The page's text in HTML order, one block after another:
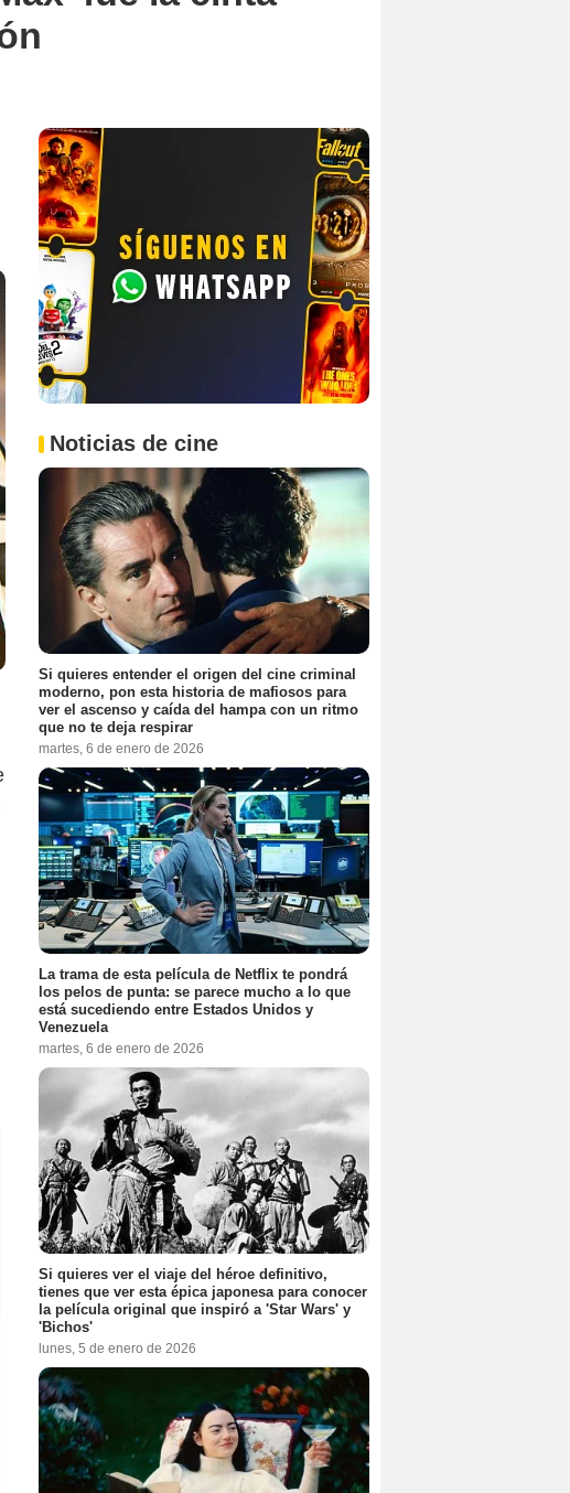
Noticias de cine
Si quieres entender el origen del cine criminal
moderno, pon esta historia de mafiosos para
ver el ascenso y caída del hampa con un ritmo
que no te deja respirar
martes, 6 de enero de 2026
La trama de esta película de Netflix te pondrá
los pelos de punta: se parece mucho a lo que
está sucediendo entre Estados Unidos y
Venezuela
martes, 6 de enero de 2026
Si quieres ver el viaje del héroe definitivo,
tienes que ver esta épica japonesa para conocer
la película original que inspiró a 'Star Wars' y
'Bichos'
lunes, 5 de enero de 2026